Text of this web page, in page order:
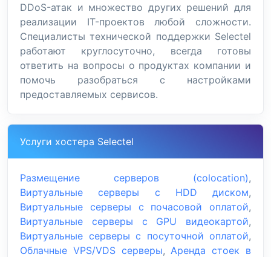
DDoS-атак и множество других решений для
реализации IT-проектов любой сложности.
Специалисты технической поддержки Selectel
работают круглосуточно, всегда готовы
ответить на вопросы о продуктах компании и
помочь разобраться с настройками
предоставляемых сервисов.
Услуги хостера Selectel
Размещение серверов (colocation),
Виртуальные серверы с HDD диском,
Виртуальные серверы с почасовой оплатой,
Виртуальные серверы с GPU видеокартой,
Виртуальные серверы с посуточной оплатой,
Облачные VPS/VDS серверы, Аренда стоек в